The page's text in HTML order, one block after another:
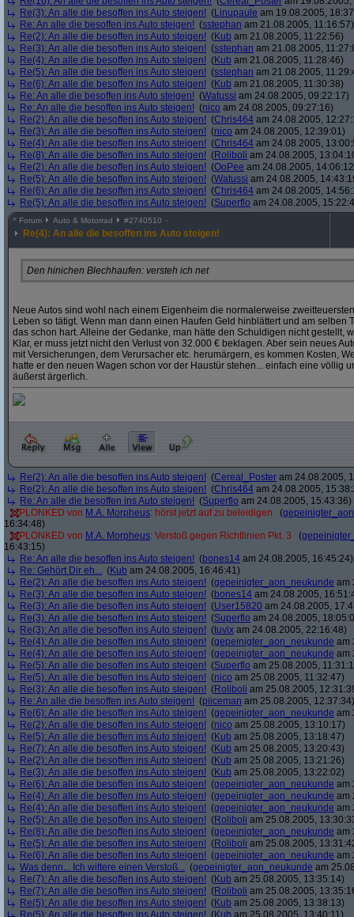
Re(3): An alle die besoffen ins Auto steigen! (Linupaule am 19.08.2005,
Re: An alle die besoffen ins Auto steigen! (sstephan am 21.08.2005, 11:16:57)
Re(2): An alle die besoffen ins Auto steigen! (Kub am 21.08.2005, 11:22:56)
Re(3): An alle die besoffen ins Auto steigen! (sstephan am 21.08.2005,
Re(4): An alle die besoffen ins Auto steigen! (Kub am 21.08.2005, 11:28:46)
Re(5): An alle die besoffen ins Auto steigen! (sstephan am 21.08.2005,
Re(6): An alle die besoffen ins Auto steigen! (Kub am 21.08.2005, 11:30:38)
Re: An alle die besoffen ins Auto steigen! (Watussi am 24.08.2005, 09:22:17)
Re: An alle die besoffen ins Auto steigen! (nico am 24.08.2005, 09:27:16)
Re(2): An alle die besoffen ins Auto steigen! (Chris464 am 24.08.2005,
Re(3): An alle die besoffen ins Auto steigen! (nico am 24.08.2005, 12:39:01)
Re(4): An alle die besoffen ins Auto steigen! (Chris464 am 24.08.2005,
Re(8): An alle die besoffen ins Auto steigen! (Roliboli am 24.08.2005,
Re(2): An alle die besoffen ins Auto steigen! (OoPee am 24.08.2005,
Re(5): An alle die besoffen ins Auto steigen! (Watussi am 24.08.2005,
Re(6): An alle die besoffen ins Auto steigen! (Chris464 am 24.08.2005,
Re(5): An alle die besoffen ins Auto steigen! (Superflo am 24.08.2005,
^ Forum Auto & Motorrad #2740510
Re(4): An alle die besoffen ins Auto steigen!
Den hinichen Blechhaufen: versteh ich net
Neue Autos sind wohl nach einem Eigenheim die normalerweise
Leben so tätigt. Wenn man dann einen Haufen Geld hinblättert und am selben
das schon hart. Alleine der Gedanke, man hätte den Schuldigen nicht gestellt,
Klar, er muss jetzt nicht den Verlust von 32.000 € beklagen. Aber sein neues
mit Versicherungen, dem Verursacher etc. herumärgern, es kommen Kosten,
hatte er den neuen Wagen schon vor der Haustür stehen... einfach eine völlig
äußerst ärgerlich.
Re(2): An alle die besoffen ins Auto steigen! (Cereal_Poster am 24.08.2005,
Re(2): An alle die besoffen ins Auto steigen! (Chris464 am 24.08.2005,
Re: An alle die besoffen ins Auto steigen! (Superflo am 24.08.2005, 15:43:36)
PLONKED von M.A. Morpheus: hörst jetzt auf zu beleidigen (
16:34:48)
PLONKED von M.A. Morpheus: Verstoß gegen Richtlinien Pkt. 3 (
16:43:15)
Re: An alle die besoffen ins Auto steigen! (bones14 am 24.08.2005, 16:45:24)
Re: Gehört Dir eh... (Kub am 24.08.2005, 16:46:41)
Re(2): An alle die besoffen ins Auto steigen! (gepeinigter_aon_neukunde am
Re(3): An alle die besoffen ins Auto steigen! (bones14 am 24.08.2005,
Re(3): An alle die besoffen ins Auto steigen! (User15820 am 24.08.2005,
Re(3): An alle die besoffen ins Auto steigen! (Superflo am 24.08.2005,
Re(3): An alle die besoffen ins Auto steigen! (tuvix am 24.08.2005, 22:16:48)
Re(4): An alle die besoffen ins Auto steigen! (gepeinigter_aon_neukunde am
Re(4): An alle die besoffen ins Auto steigen! (gepeinigter_aon_neukunde am
Re(5): An alle die besoffen ins Auto steigen! (Superflo am 25.08.2005,
Re(5): An alle die besoffen ins Auto steigen! (nico am 25.08.2005, 11:32:47)
Re(3): An alle die besoffen ins Auto steigen! (Roliboli am 25.08.2005,
Re: An alle die besoffen ins Auto steigen! (piiceman am 25.08.2005, 12:37:34)
Re(6): An alle die besoffen ins Auto steigen! (gepeinigter_aon_neukunde am
Re(2): An alle die besoffen ins Auto steigen! (nico am 25.08.2005, 13:10:17)
Re(5): An alle die besoffen ins Auto steigen! (Kub am 25.08.2005, 13:18:47)
Re(7): An alle die besoffen ins Auto steigen! (Kub am 25.08.2005, 13:20:43)
Re(2): An alle die besoffen ins Auto steigen! (Kub am 25.08.2005, 13:21:26)
Re(3): An alle die besoffen ins Auto steigen! (Kub am 25.08.2005, 13:22:02)
Re(6): An alle die besoffen ins Auto steigen! (gepeinigter_aon_neukunde am
Re(4): An alle die besoffen ins Auto steigen! (gepeinigter_aon_neukunde am
Re(4): An alle die besoffen ins Auto steigen! (gepeinigter_aon_neukunde am
Re(5): An alle die besoffen ins Auto steigen! (Roliboli am 25.08.2005,
Re(8): An alle die besoffen ins Auto steigen! (gepeinigter_aon_neukunde am
Re(5): An alle die besoffen ins Auto steigen! (Roliboli am 25.08.2005,
Re(6): An alle die besoffen ins Auto steigen! (gepeinigter_aon_neukunde am
Was denn... Ich wittere einen Verstoß... (gepeinigter_aon_neukunde am
Re(7): An alle die besoffen ins Auto steigen! (Kub am 25.08.2005, 13:35:14)
Re(7): An alle die besoffen ins Auto steigen! (Roliboli am 25.08.2005,
Re(5): An alle die besoffen ins Auto steigen! (Kub am 25.08.2005, 13:38:13)
Re(5): An alle die besoffen ins Auto steigen! (Kub am 25.08.2005, 13:40:11)